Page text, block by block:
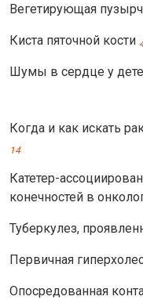
Вегетирующая
Киста пяточной кости
Шумы в сердце у
Когда и как искать
14
Катетер-
конечностей в
Туберкулез,
Первичная
Опосредованная